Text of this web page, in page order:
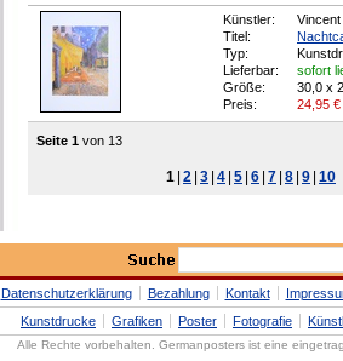
Künstler:
Titel:
Typ:
Lieferbar:
sofort
Größe:
30,0 x
Preis:
24,95 €
Seite 1 von 13
1 2 3 4 5 6 7 8 9 10
Datenschutzerklärung Bezahlung Kontakt
Kunstdrucke
Grafiken Poster Fotografie
Alle Rechte vorbehalten. Germanposters ist eine